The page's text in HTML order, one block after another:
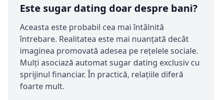
Este sugar dating doar despre bani?
Aceasta este probabil cea mai întâlnită
întrebare. Realitatea este mai nuanțată decât
imaginea promovată adesea pe rețelele sociale.
Mulți asociază automat sugar dating exclusiv cu
sprijinul financiar. În practică, relațiile diferă
foarte mult.